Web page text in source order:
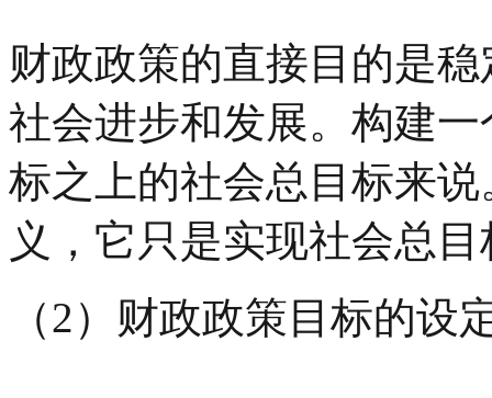
财政政策的直接目的是
社会进步和发展。构建
标之上的社会总目标来
义，它只是实现社会总
（2）财政政策目标的设